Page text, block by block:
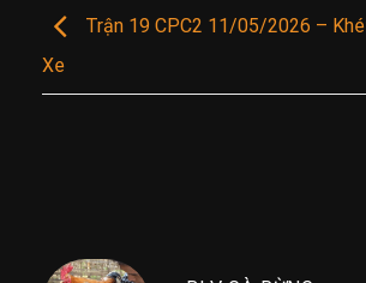
Trận 19 CPC2 11/05/2026 –
Xe